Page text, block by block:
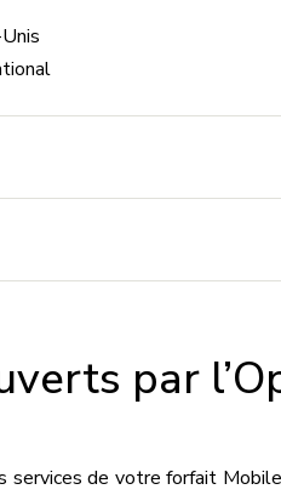
par
services de votre forfait